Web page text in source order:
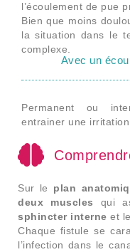
l’écoulement de pue
Bien que moins
la situation dans le
complexe.
Avec un
Permanent ou
entrainer une
Sur le plan
deux muscles
qui
sphincter interne et le
Chaque fistule se
l’infection dans le